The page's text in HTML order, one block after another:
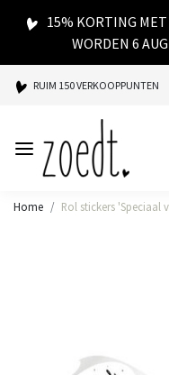
15% KORTING
WORDEN 6
RUIM 150 VERKOOPPUNTEN
SPAARPUNTEN BIJ ELKE
SNELLE LEVERING
Home Rol stickers